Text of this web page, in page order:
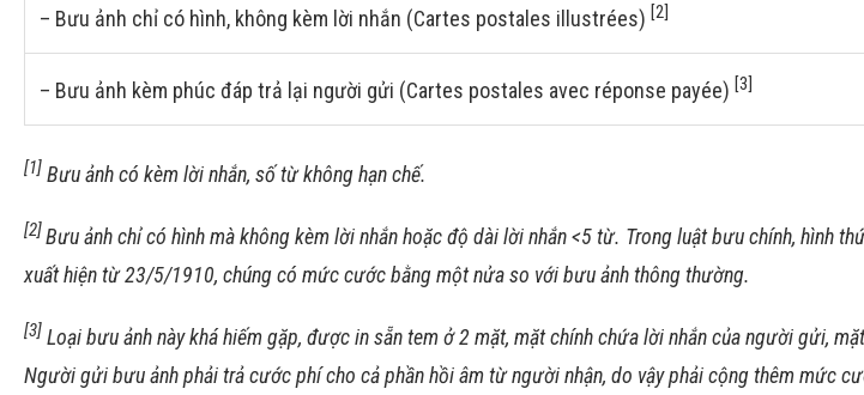
– Bưu ảnh chỉ có hình, không kèm lời nhắn (Cartes postales illustrées) [2]
– Bưu ảnh kèm phúc đáp trả lại người gửi (Cartes postales avec réponse payée) [3]
[1] Bưu ảnh có kèm lời nhắn, số từ không hạn chế.
[2]Bưu ảnh chỉ có hình mà không kèm lời nhắn hoặc độ dài lời nhắn <5 từ. Trong luật bưu chính, hình
xuất hiện từ 23/5/1910, chúng có mức cước bằng một nửa so với bưu ảnh thông thường.
[3] Loại bưu ảnh này khá hiếm gặp, được in sẵn tem ở 2 mặt, mặt chính chứa lời nhắn của người gửi,
Người gửi bưu ảnh phải trả cước phí cho cả phần hồi âm từ người nhận, do vậy phải cộng thêm mức